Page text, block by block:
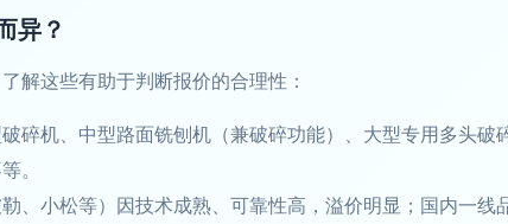
异？
解这些有助于判断报价的合理性：
破碎机、中型路面铣刨机（兼破碎功能）、大型专用多头
。
、小松等）因技术成熟、可靠性高，溢价明显；国内一